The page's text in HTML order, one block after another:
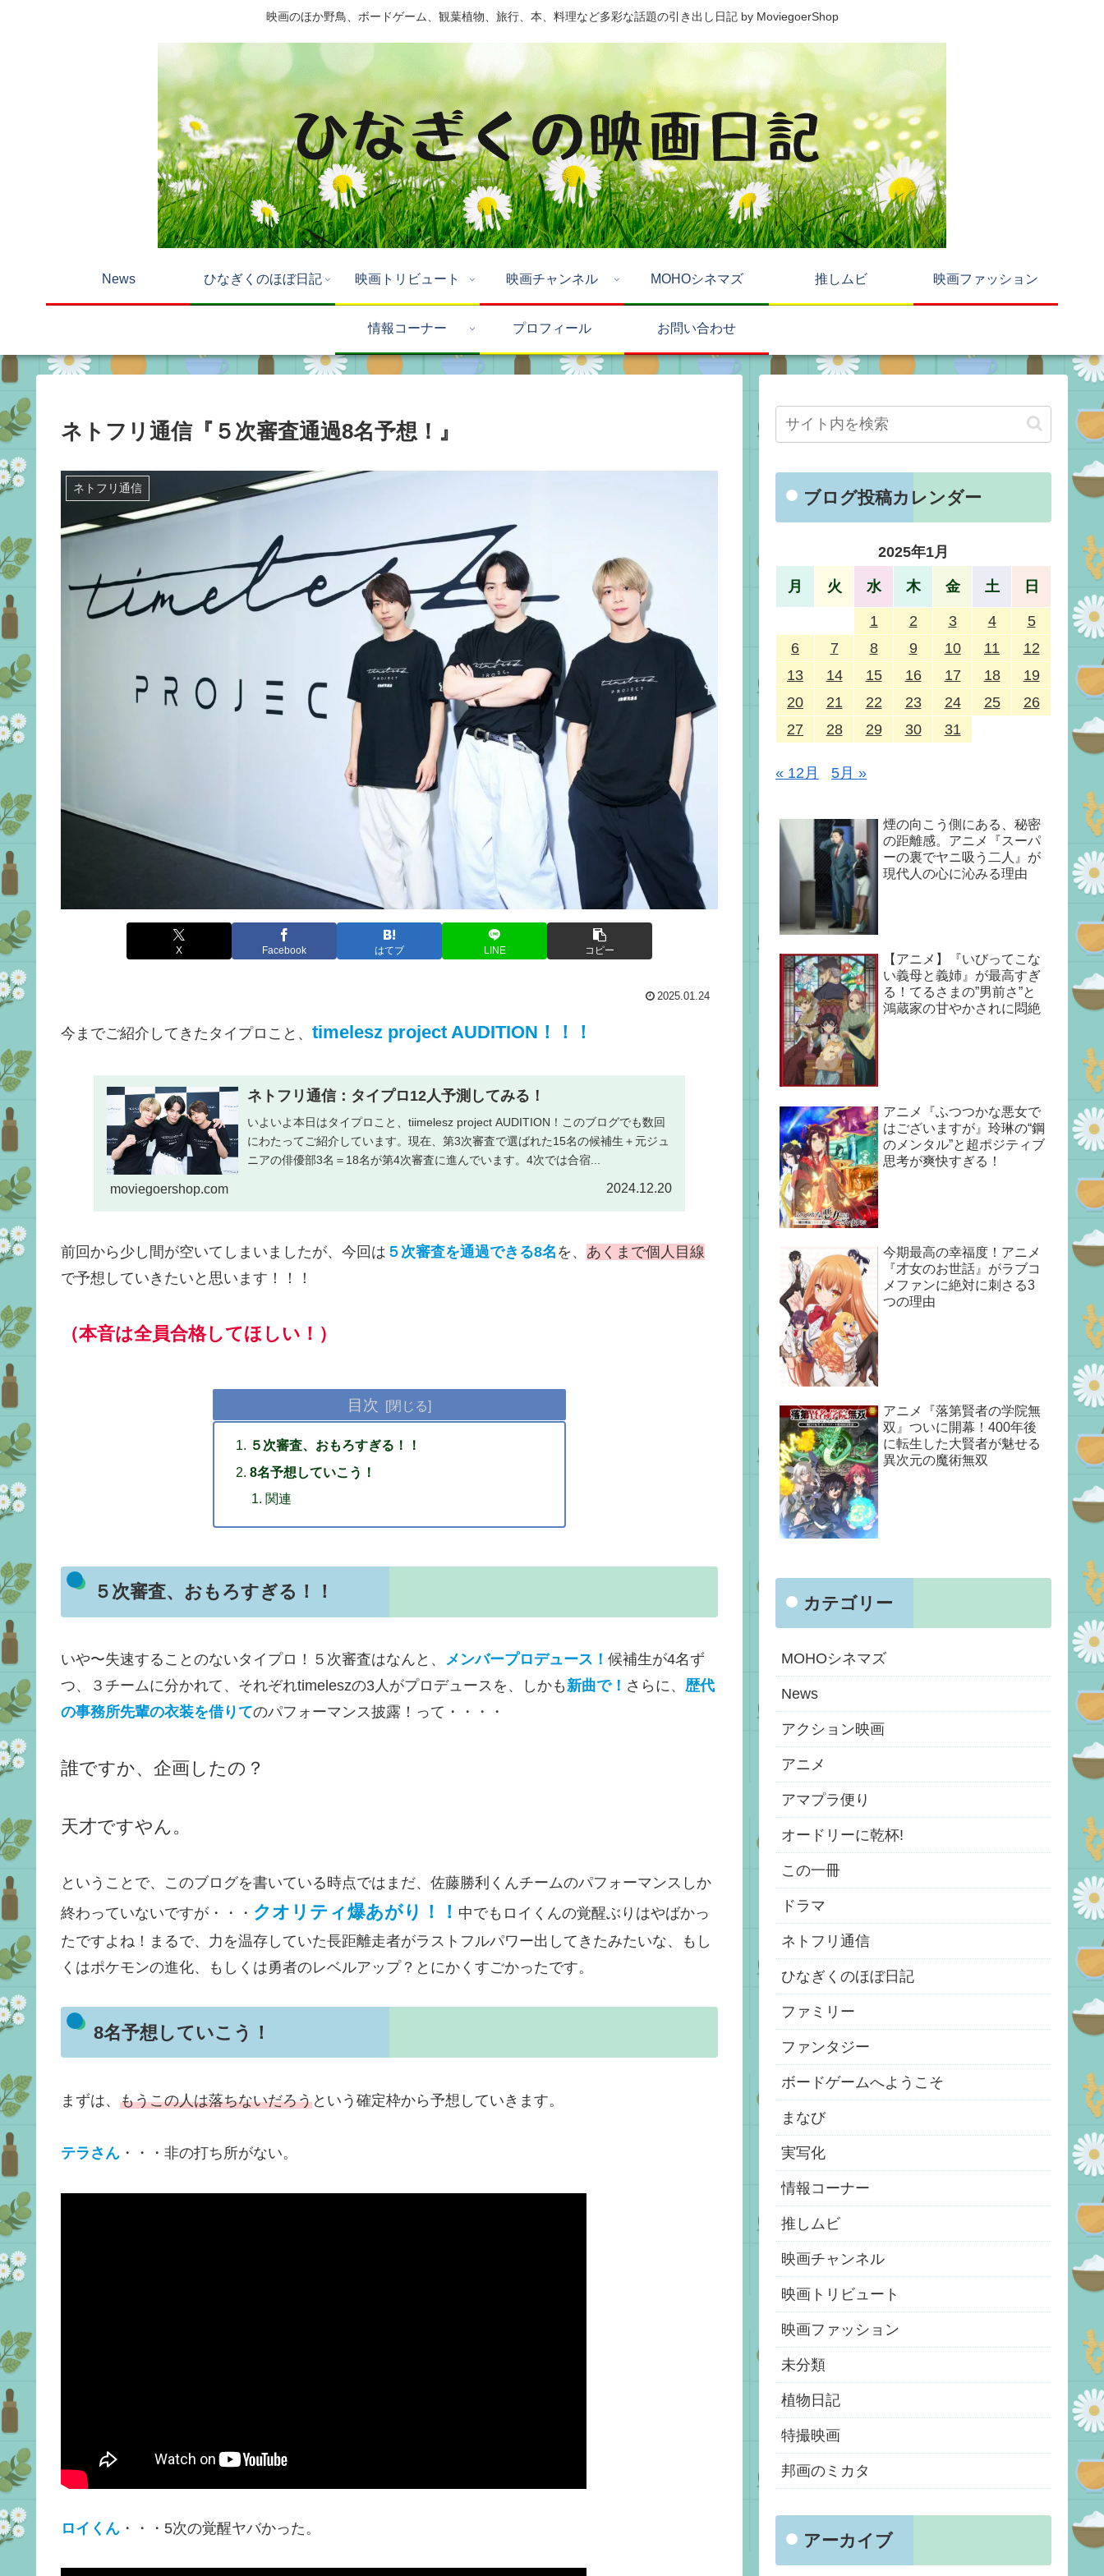
映画のほか野鳥、ボードゲーム、観葉植物、旅行、本、料理など多彩な話題の引き出し日記 by MoviegoerShop
News ひなぎくのほぼ日記 映画トリビュート 映画チャンネル MOHOシネマズ 推しムビ 映画ファッション
情報コーナー プロフィール お問い合わせ
ネトフリ通信『５次審査通過8名予想！』
ネトフリ通信
X Facebook はてブ LINE コピー
2025.01.24
今までご紹介してきたタイプロこと、 timelesz project AUDITION！！！
ネトフリ通信：タイプロ12人予測してみる！
いよいよ本日はタイプロこと、tiimelesz project AUDITION！このブログでも数回
にわたってご紹介しています。現在、第3次審査で選ばれた15名の候補生＋元ジュ
ニアの俳優部3名＝18名が第4次審査に進んでいます。4次では合宿...
moviegoershop.com 2024.12.20
前回から少し間が空いてしまいましたが、今回は ５次審査を通過できる8名 を、 あくまで個人目線
で予想していきたいと思います！！！
（本音は全員合格してほしい！）
目次
５次審査、おもろすぎる！！
8名予想していこう！
関連
５次審査、おもろすぎる！！
いや〜失速することのないタイプロ！５次審査はなんと、 メンバープロデュース！ 候補生が4名ず
つ、３チームに分かれて、それぞれtimeleszの3人がプロデュースを、しかも新曲で！ さらに、 歴代
の事務所先輩の衣装を借りてのパフォーマンス披露！って・・・・
誰ですか、企画したの？
天才ですやん。
ということで、このブログを書いている時点ではまだ、佐藤勝利くんチームのパフォーマンスしか
終わっていないですが・・・ クオリティ爆あがり！！ 中でもロイくんの覚醒ぶりはやばかっ
たですよね！まるで、力を温存していた長距離走者がラストフルパワー出してきたみたいな、もし
くはポケモンの進化、もしくは勇者のレベルアップ？とにかくすごかったです。
8名予想していこう！
まずは、 もうこの人は落ちないだろうという確定枠から予想していきます。
テラさん ・・・非の打ち所がない。
ロイくん ・・・5次の覚醒ヤバかった。
ブログ投稿カレンダー
2025年1月
月 火 水 木 金 土 日
1 2 3 4
5
6
7 8 9 10 11
12
13
14 15 16 17 18
19
20
21 22 23 24 25
26
27
28 29 30 31
« 12月 5月 »
煙の向こう側にある、秘密
の距離感。アニメ『スーパ
ーの裏でヤニ吸う二人』が
現代人の心に沁みる理由
【アニメ】『いびってこな
い義母と義姉』が最高すぎ
る！てるさまの”男前さ”と
鴻蔵家の甘やかされに悶絶
アニメ『ふつつかな悪女で
はございますが』玲琳の“鋼
のメンタル”と超ポジティブ
思考が爽快すぎる！
今期最高の幸福度！アニメ
『才女のお世話』がラブコ
メファンに絶対に刺さる3
つの理由
アニメ『落第賢者の学院無
双』ついに開幕！400年後
に転生した大賢者が魅せる
異次元の魔術無双
カテゴリー
MOHOシネマズ
News
アクション映画
アニメ
アマプラ便り
オードリーに乾杯!
この一冊
ドラマ
ネトフリ通信
ひなぎくのほぼ日記
ファミリー
ファンタジー
ボードゲームへようこそ
まなび
実写化
情報コーナー
推しムビ
映画チャンネル
映画トリビュート
映画ファッション
未分類
植物日記
特撮映画
邦画のミカタ
アーカイブ